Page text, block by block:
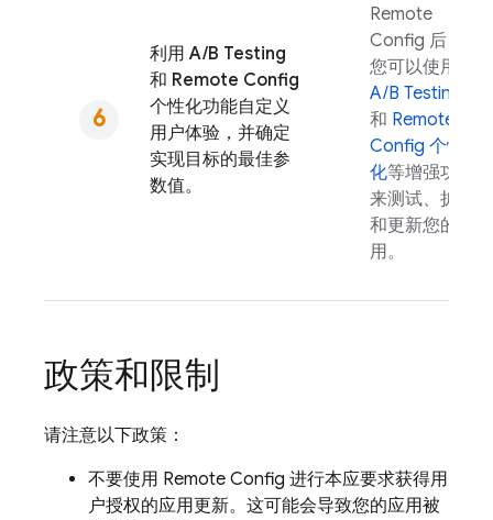
利用 A/B Testing
和 Remote Config
个性化功能自定义
用户体验，并确定
实现目标的最佳参
数值。
Remote
Config 后，
您可以使用
A/B Testing
和 Remote
Config 个性
化等增强功能
来测试、扩展
和更新您的应
用。
政策和限制
请注意以下政策：
不要使用 Remote Config 进行本应要求获得用
户授权的应用更新。这可能会导致您的应用被